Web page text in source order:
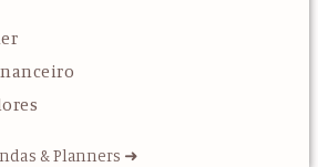
& Planners ➜